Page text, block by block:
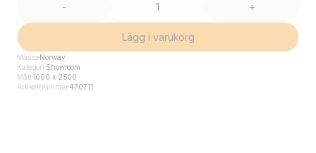
- +
Lägg i varukorg
Mässa Norway
Kategori Showroom
Mått1000 x 2500
Artikelnummer470711